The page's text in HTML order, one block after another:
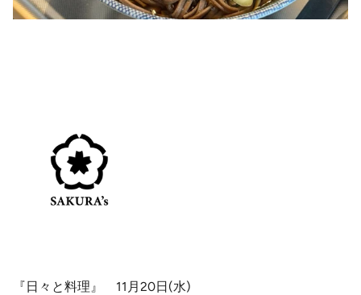
『日々と料理』 11月20日(水)